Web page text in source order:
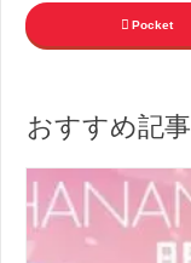
Pocket
おすすめ記事